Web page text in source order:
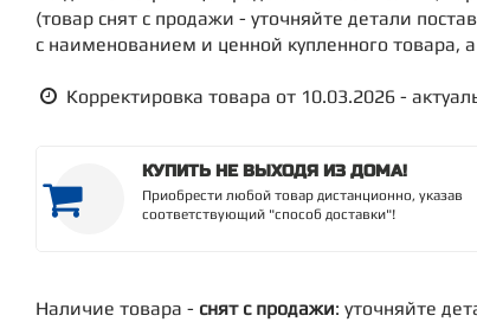
(товар снят с продажи - уточняйте детали
с наименованием и ценной купленного товара,
Корректировка товара от 10.03.2026 -
КУПИТЬ НЕ ВЫХОДЯ ИЗ ДОМА!
Приобрести любой товар дистанционно, указав
соответствующий "способ доставки"!
Наличие товара - снят с продажи: уточняйте